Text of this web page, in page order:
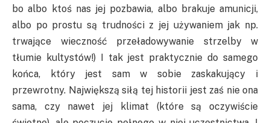
bo albo ktoś nas jej pozbawia, albo brakuje amunicji,
albo po prostu są trudności z jej używaniem jak np.
trwające wieczność przeładowywanie strzelby w
tłumie kultystów!) I tak jest praktycznie do samego
końca, który jest sam w sobie zaskakujący i
przewrotny. Największą siłą tej historii jest zaś nie ona
sama, czy nawet jej klimat (które są oczywiście